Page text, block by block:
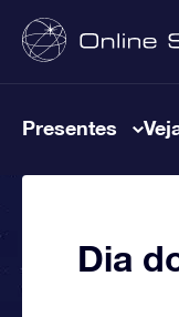
Presentes
Dia